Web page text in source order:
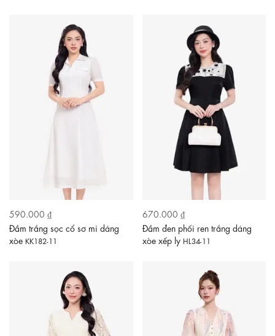
590.000 ₫
Đầm trắng sọc cổ sơ mi dáng
xòe KK182-11
670.000 ₫
Đầm đen phối ren trắng dáng
xòe xếp ly HL34-11